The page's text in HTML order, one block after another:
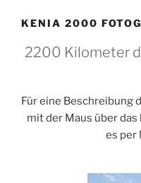
KENIA 2000
2200 Kilometer
Für eine Beschreibung
mit der Maus über
es per